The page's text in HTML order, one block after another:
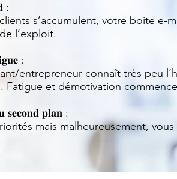
:
s’accumulent, votre boite e-
l’exploit.
:
entrepreneur connaît très peu
Fatigue et démotivation
𝐬𝐞𝐜𝐨𝐧𝐝 𝐩𝐥𝐚𝐧 :
mais malheureusement,